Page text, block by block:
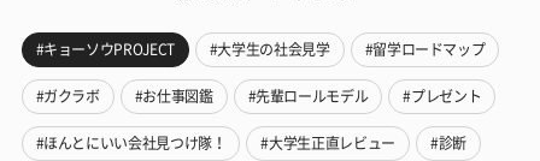
#キョーソウPROJECT #大学生の社会見学 #留学ロードマップ
#ガクラボ #お仕事図鑑 #先輩ロールモデル #プレゼント
#ほんとにいい会社見つけ隊！ #大学生正直レビュー #診断